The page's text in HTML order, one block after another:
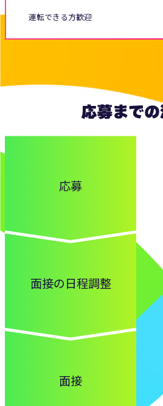
運転できる方歓迎
応募まで
応募
面接の日程調整
面接